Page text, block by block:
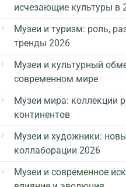
исчезающие культуры в
Музеи и туризм: роль,
тренды 2026
Музеи и культурный
современном мире
Музеи мира: коллекции
континентов
Музеи и художники:
коллаборации 2026
Музеи и современное